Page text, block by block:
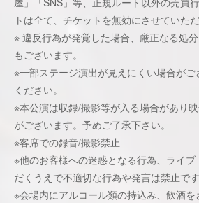
トは全て、チケットを無効にさせていただ
※ 違反⾏為が発覚した場合、厳正なる処
もございます。
※⼀部ステージ演出が⾒えにくい場合が
ください。
※本公演は収録/撮影等が⼊る場合があり
がございます。予めご了承下さい。
※客席での録⾳/撮影禁⽌
※他のお客様への迷惑となる⾏為、ライ
だくうえで不適切な⾏為や発⾔は禁⽌です
※会場内にアルコール類の持込み、飲酒